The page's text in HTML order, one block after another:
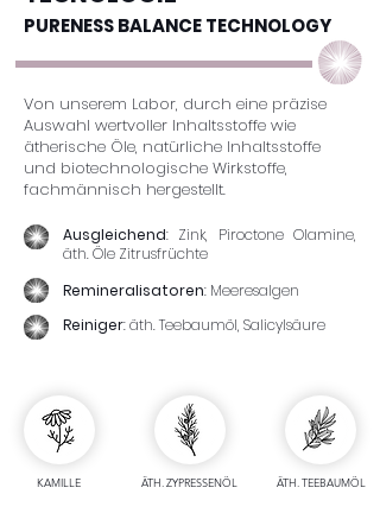
PURENESS BALANCE TECHNOLOGY
Von unserem Labor, durch eine präzise
Auswahl wertvoller Inhaltsstoffe wie
ätherische Öle, natürliche Inhaltsstoffe
und biotechnologische Wirkstoffe,
fachmännisch hergestellt.
Ausgleichend: Zink, Piroctone Olamine,
äth. Öle Zitrusfrüchte
Remineralisatoren: Meeresalgen
Reiniger: äth. Teebaumöl, Salicylsäure
KAMILLE ÄTH. ZYPRESSENÖL ÄTH. TEEBAUMÖL